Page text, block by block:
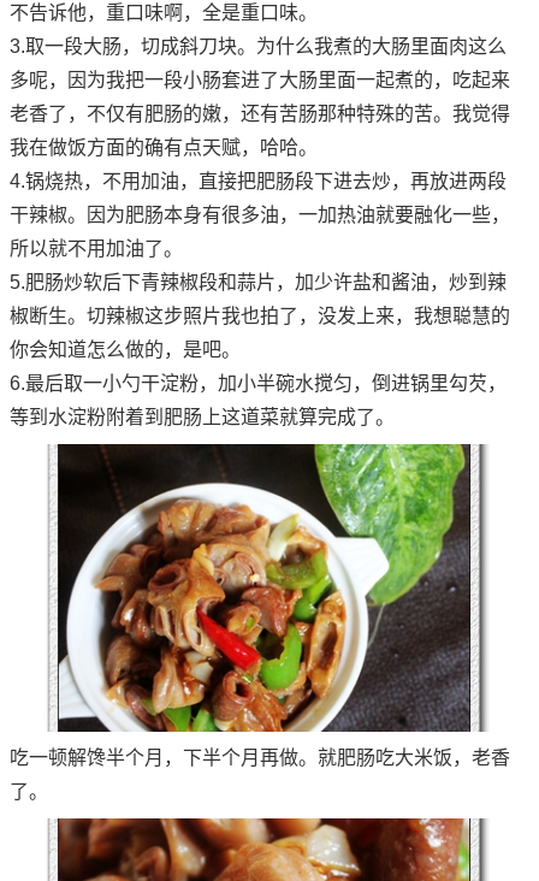
不告诉他，重口味啊，全是重口味。
3.取一段大肠，切成斜刀块。为什么我煮的大肠里面肉这么
多呢，因为我把一段小肠套进了大肠里面一起煮的，吃起来
老香了，不仅有肥肠的嫩，还有苦肠那种特殊的苦。我觉得
我在做饭方面的确有点天赋，哈哈。
4.锅烧热，不用加油，直接把肥肠段下进去炒，再放进两段
干辣椒。因为肥肠本身有很多油，一加热油就要融化一些，
所以就不用加油了。
5.肥肠炒软后下青辣椒段和蒜片，加少许盐和酱油，炒到辣
椒断生。切辣椒这步照片我也拍了，没发上来，我想聪慧的
你会知道怎么做的，是吧。
6.最后取一小勺干淀粉，加小半碗水搅匀，倒进锅里勾芡，
等到水淀粉附着到肥肠上这道菜就算完成了。
吃一顿解馋半个月，下半个月再做。就肥肠吃大米饭，老香
了。